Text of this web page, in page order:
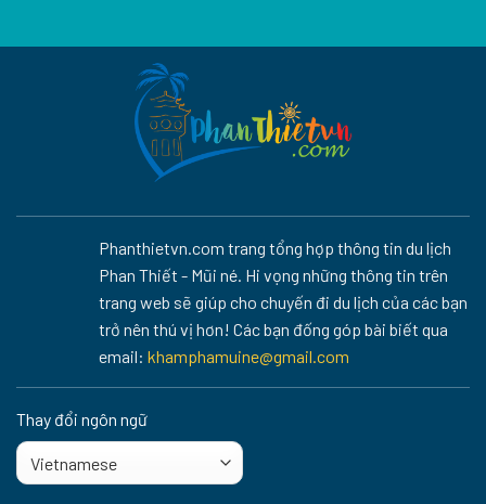
Phanthietvn.com trang tổng hợp thông tin du lịch
Phan Thiết - Mũi né. Hi vọng những thông tin trên
trang web sẽ giúp cho chuyến đi du lịch của các bạn
trở nên thú vị hơn! Các bạn đống góp bài biết qua
email: khamphamuine@gmail.com
Thay đổi ngôn ngữ